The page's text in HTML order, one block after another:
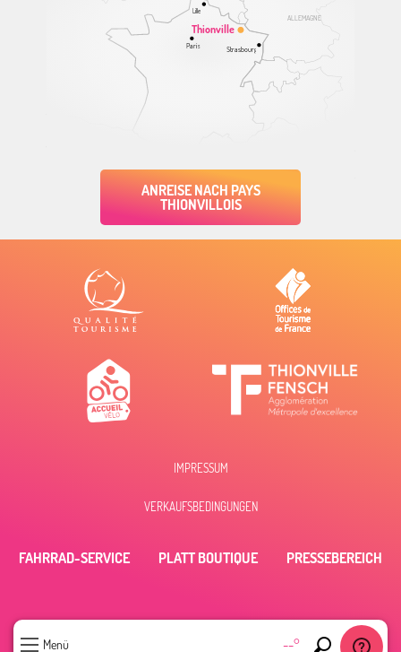
Menü --°
ALLEMAGNE
Thionville
Lille
Paris Strasbourg
ANREISE NACH PAYS
THIONVILLOIS
IMPRESSUM
VERKAUFSBEDINGUNGEN
FAHRRAD-SERVICE PLATT BOUTIQUE PRESSEBEREICH